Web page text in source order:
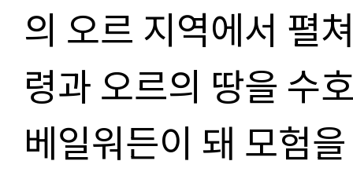
의 오르 지역에서 펼
령과 오르의 땅을 수
베일워든이 돼 모험